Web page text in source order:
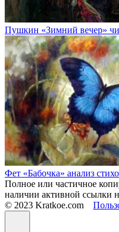
Пушкин «Зимний вечер»
Фет «Бабочка» анализ
Полное или частичное
наличии активной ссылки
© 2023 Kratkoe.com